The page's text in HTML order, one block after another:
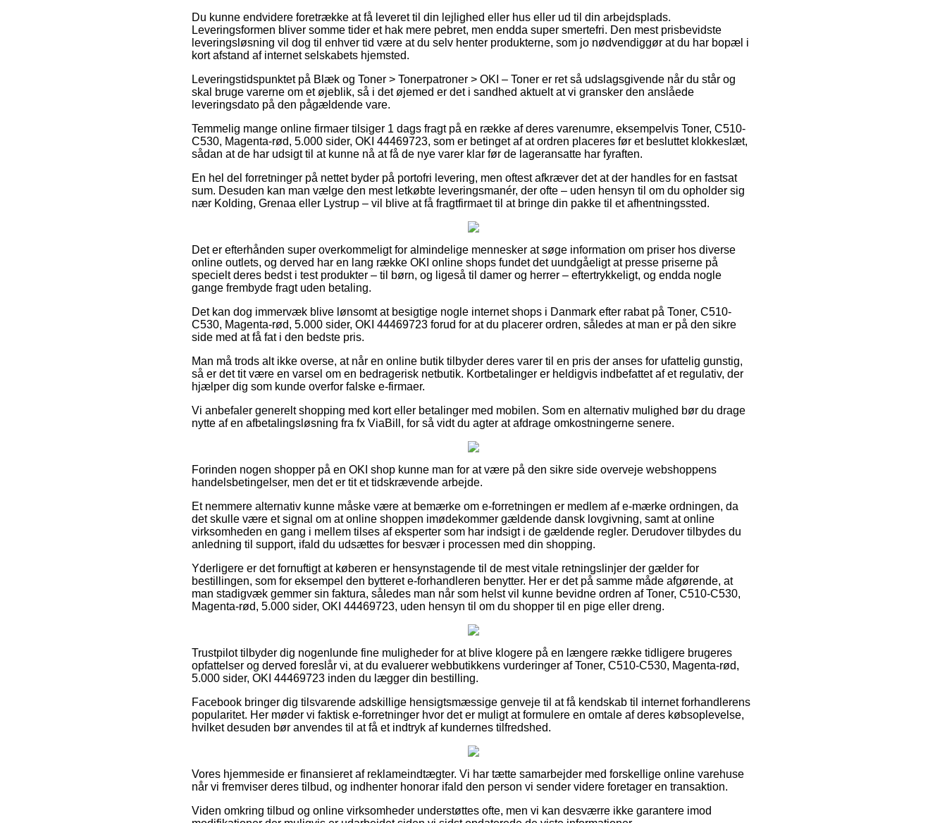
Du kunne endvidere foretrække at få leveret til din lejlighed eller hus eller ud til din arbejdsplads.
Leveringsformen bliver somme tider et hak mere pebret, men endda super smertefri. Den mest prisbevidste
leveringsløsning vil dog til enhver tid være at du selv henter produkterne, som jo nødvendiggør at du har bopæl i
kort afstand af internet selskabets hjemsted.
Leveringstidspunktet på Blæk og Toner > Tonerpatroner > OKI – Toner er ret så udslagsgivende når du står og
skal bruge varerne om et øjeblik, så i det øjemed er det i sandhed aktuelt at vi gransker den anslåede
leveringsdato på den pågældende vare.
Temmelig mange online firmaer tilsiger 1 dags fragt på en række af deres varenumre, eksempelvis Toner, C510-
C530, Magenta-rød, 5.000 sider, OKI 44469723, som er betinget af at ordren placeres før et besluttet klokkeslæt,
sådan at de har udsigt til at kunne nå at få de nye varer klar før de lageransatte har fyraften.
En hel del forretninger på nettet byder på portofri levering, men oftest afkræver det at der handles for en fastsat
sum. Desuden kan man vælge den mest letkøbte leveringsmanér, der ofte – uden hensyn til om du opholder sig
nær Kolding, Grenaa eller Lystrup – vil blive at få fragtfirmaet til at bringe din pakke til et afhentningssted.
Det er efterhånden super overkommeligt for almindelige mennesker at søge information om priser hos diverse
online outlets, og derved har en lang række OKI online shops fundet det uundgåeligt at presse priserne på
specielt deres bedst i test produkter – til børn, og ligeså til damer og herrer – eftertrykkeligt, og endda nogle
gange frembyde fragt uden betaling.
Det kan dog immervæk blive lønsomt at besigtige nogle internet shops i Danmark efter rabat på Toner, C510-
C530, Magenta-rød, 5.000 sider, OKI 44469723 forud for at du placerer ordren, således at man er på den sikre
side med at få fat i den bedste pris.
Man må trods alt ikke overse, at når en online butik tilbyder deres varer til en pris der anses for ufattelig gunstig,
så er det tit være en varsel om en bedragerisk netbutik. Kortbetalinger er heldigvis indbefattet af et regulativ, der
hjælper dig som kunde overfor falske e-firmaer.
Vi anbefaler generelt shopping med kort eller betalinger med mobilen. Som en alternativ mulighed bør du drage
nytte af en afbetalingsløsning fra fx ViaBill, for så vidt du agter at afdrage omkostningerne senere.
Forinden nogen shopper på en OKI shop kunne man for at være på den sikre side overveje webshoppens
handelsbetingelser, men det er tit et tidskrævende arbejde.
Et nemmere alternativ kunne måske være at bemærke om e-forretningen er medlem af e-mærke ordningen, da
det skulle være et signal om at online shoppen imødekommer gældende dansk lovgivning, samt at online
virksomheden en gang i mellem tilses af eksperter som har indsigt i de gældende regler. Derudover tilbydes du
anledning til support, ifald du udsættes for besvær i processen med din shopping.
Yderligere er det fornuftigt at køberen er hensynstagende til de mest vitale retningslinjer der gælder for
bestillingen, som for eksempel den bytteret e-forhandleren benytter. Her er det på samme måde afgørende, at
man stadigvæk gemmer sin faktura, således man når som helst vil kunne bevidne ordren af Toner, C510-C530,
Magenta-rød, 5.000 sider, OKI 44469723, uden hensyn til om du shopper til en pige eller dreng.
Trustpilot tilbyder dig nogenlunde fine muligheder for at blive klogere på en længere række tidligere brugeres
opfattelser og derved foreslår vi, at du evaluerer webbutikkens vurderinger af Toner, C510-C530, Magenta-rød,
5.000 sider, OKI 44469723 inden du lægger din bestilling.
Facebook bringer dig tilsvarende adskillige hensigtsmæssige genveje til at få kendskab til internet forhandlerens
popularitet. Her møder vi faktisk e-forretninger hvor det er muligt at formulere en omtale af deres købsoplevelse,
hvilket desuden bør anvendes til at få et indtryk af kundernes tilfredshed.
Vores hjemmeside er finansieret af reklameindtægter. Vi har tætte samarbejder med forskellige online varehuse
når vi fremviser deres tilbud, og indhenter honorar ifald den person vi sender videre foretager en transaktion.
Viden omkring tilbud og online virksomheder understøttes ofte, men vi kan desværre ikke garantere imod